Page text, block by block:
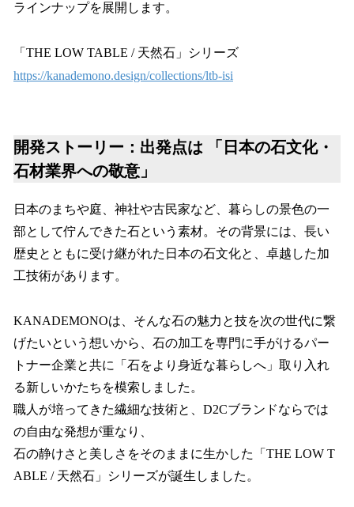
ラインナップを展開します。
「THE LOW TABLE / 天然石」シリーズ
https://kanademono.design/collections/ltb-isi
開発ストーリー：出発点は 「日本の石文化・
石材業界への敬意」
日本のまちや庭、神社や古民家など、暮らしの景色の一
部として佇んできた石という素材。その背景には、長い
歴史とともに受け継がれた日本の石文化と、卓越した加
工技術があります。
KANADEMONOは、そんな石の魅力と技を次の世代に繋
げたいという想いから、石の加工を専門に手がけるパー
トナー企業と共に「石をより身近な暮らしへ」取り入れ
る新しいかたちを模索しました。
職人が培ってきた繊細な技術と、D2Cブランドならでは
の自由な発想が重なり、
石の静けさと美しさをそのままに生かした「THE LOW T
ABLE / 天然石」シリーズが誕生しました。